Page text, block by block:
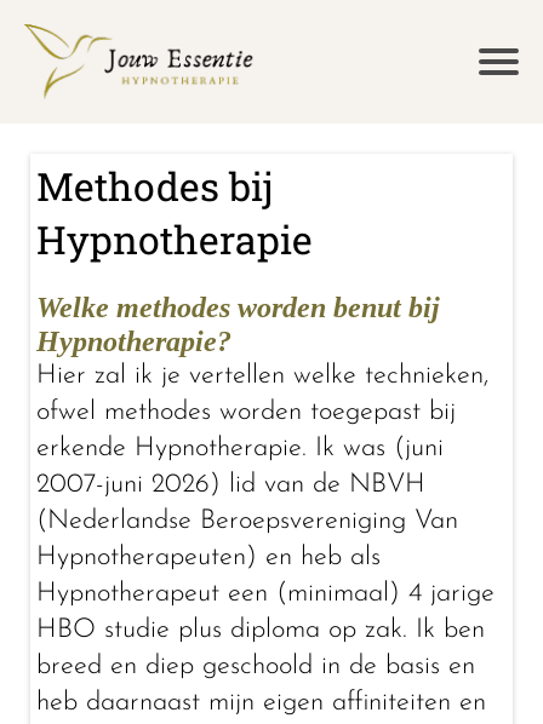
Methodes bij
Hypnotherapie
Welke methodes worden benut bij
Hypnotherapie?
Hier zal ik je vertellen welke technieken,
ofwel methodes worden toegepast bij
erkende Hypnotherapie. Ik was (juni
2007-juni 2026) lid van de NBVH
(Nederlandse Beroepsvereniging Van
Hypnotherapeuten) en heb als
Hypnotherapeut een (minimaal) 4 jarige
HBO studie plus diploma op zak. Ik ben
breed en diep geschoold in de basis en
heb daarnaast mijn eigen affiniteiten en